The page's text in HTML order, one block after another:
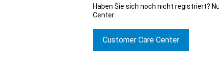
Haben Sie sich noch nicht registriert?
Center:
Customer Care Center